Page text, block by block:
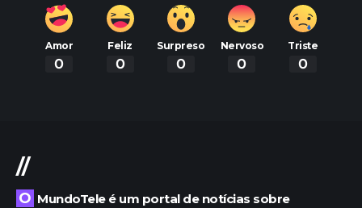
Amor
0
Feliz
0
Surpreso
0
Nervoso
0
Triste
0
//
O MundoTele é um portal de notícias sobre